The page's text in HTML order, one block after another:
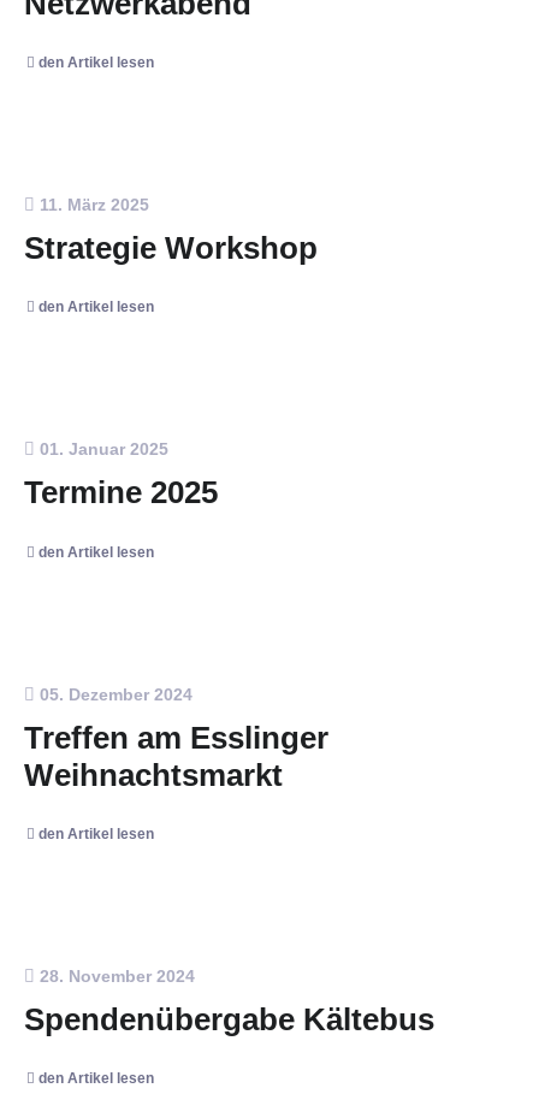
den Artikel lesen
11. März 2025
Strategie Workshop
den Artikel lesen
01. Januar 2025
Termine 2025
den Artikel lesen
05. Dezember 2024
Treffen am Esslinger
Weihnachtsmarkt
den Artikel lesen
28. November 2024
Spendenübergabe Kältebus
den Artikel lesen